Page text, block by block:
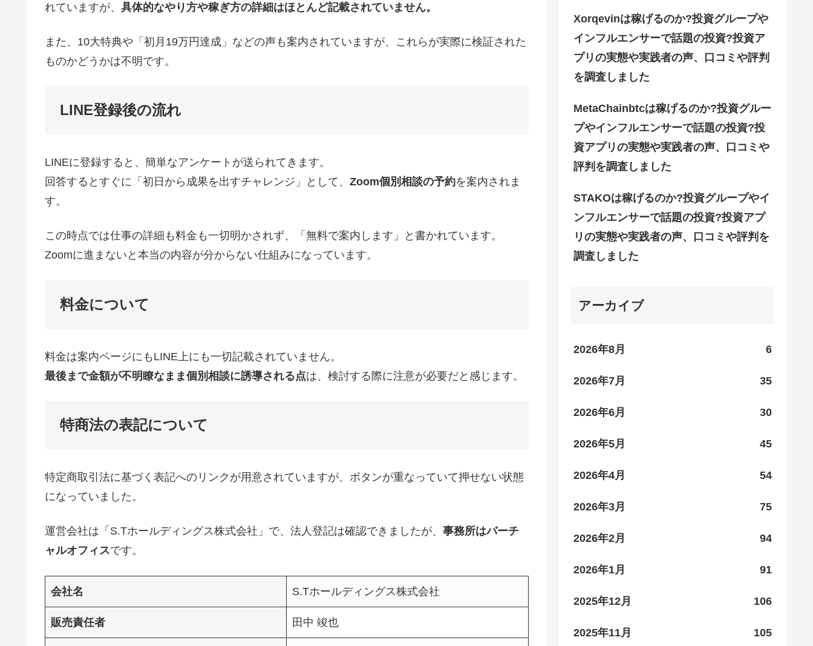
れていますが、 具体的なやり方や稼ぎ方の詳細はほとんど記載されていません。
また、10大特典や「初月19万円達成」などの声も案内されていますが、これらが実際に検証された
ものかどうかは不明です。
LINE登録後の流れ
LINEに登録すると、簡単なアンケートが送られてきます。
回答するとすぐに「初日から成果を出すチャレンジ」として、 Zoom個別相談の予約を案内されま
す。
この時点では仕事の詳細も料金も一切明かされず、「無料で案内します」と書かれています。
Zoomに進まないと本当の内容が分からない仕組みになっています。
料金について
料金は案内ページにもLINE上にも一切記載されていません。
最後まで金額が不明瞭なまま個別相談に誘導される点は、検討する際に注意が必要だと感じます。
特商法の表記について
特定商取引法に基づく表記へのリンクが用意されていますが、ボタンが重なっていて押せない状態
になっていました。
運営会社は「S.Tホールディングス株式会社」で、法人登記は確認できましたが、 事務所はバーチ
ャルオフィスです。
会社名 S.Tホールディングス株式会社
販売責任者 田中 竣也
Xorqevinは稼げるのか?投資グループや
インフルエンサーで話題の投資?投資ア
プリの実態や実践者の声、口コミや評判
を調査しました
MetaChainbtcは稼げるのか?投資グルー
プやインフルエンサーで話題の投資?投
資アプリの実態や実践者の声、口コミや
評判を調査しました
STAKOは稼げるのか?投資グループやイ
ンフルエンサーで話題の投資?投資アプ
リの実態や実践者の声、口コミや評判を
調査しました
アーカイブ
2026年8月 6
2026年7月 35
2026年6月 30
2026年5月 45
2026年4月 54
2026年3月 75
2026年2月 94
2026年1月 91
2025年12月 106
2025年11月 105